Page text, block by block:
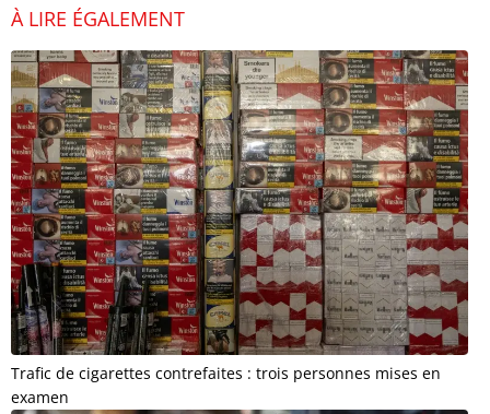
À LIRE ÉGALEMENT
Trafic de cigarettes contrefaites : trois personnes mises en
examen